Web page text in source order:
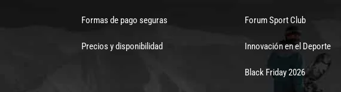
Formas de pago seguras
Precios y disponibilidad
Forum Sport Club
Innovación en el Deporte
Black Friday 2026